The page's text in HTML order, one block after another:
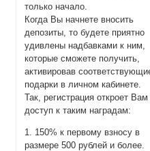
только начало.
Когда Вы начнете вносить
депозиты, то будете приятно
удивлены надбавками к ним,
которые сможете получить,
активировав
подарки в личном кабинете.
Так, регистрация откроет Вам
доступ к таким наградам:
1. 150% к первому взносу в
размере 500 рублей и более.